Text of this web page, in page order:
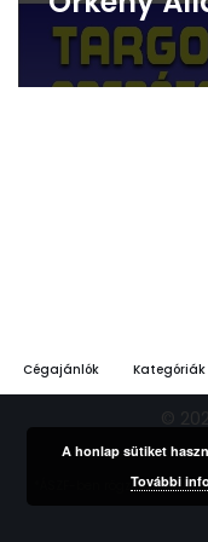
Cégajánlók Kategóriák
©
*ÁSZF-ben rögzített
A honlap sütiket
További